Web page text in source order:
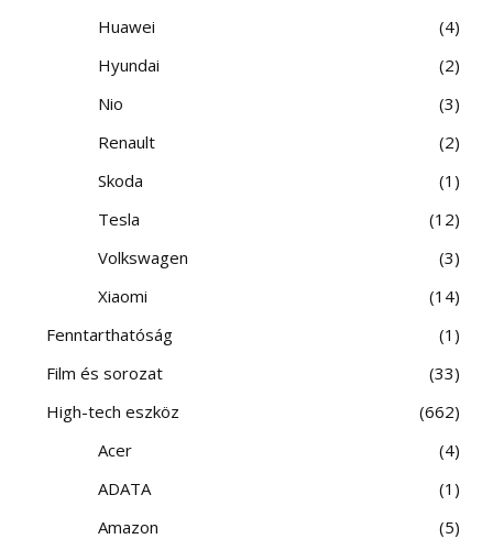
Huawei
4
Hyundai
2
Nio
3
Renault
2
Skoda
1
Tesla
12
Volkswagen
3
Xiaomi
14
Fenntarthatóság
1
Film és sorozat
33
High-tech eszköz
662
Acer
4
ADATA
1
Amazon
5